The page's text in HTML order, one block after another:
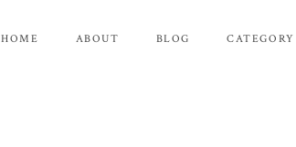
HOME ABOUT BLOG CATEGORY